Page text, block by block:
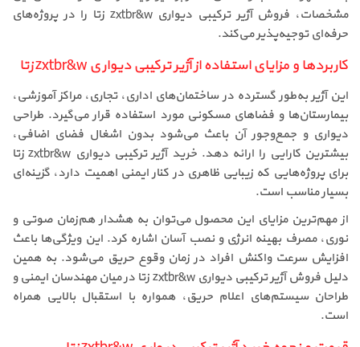
مشخصات، فروش آژیر ترکیبی دیواری zxtbr&w زتا را در پروژه‌های
حرفه‌ای توجیه‌پذیر می‌کند.
کاربردها و مزایای استفاده از آژیر ترکیبی دیواری zxtbr&w زتا
این آژیر به‌طور گسترده در ساختمان‌های اداری، تجاری، مراکز آموزشی،
بیمارستان‌ها و فضاهای مسکونی مورد استفاده قرار می‌گیرد. طراحی
دیواری و جمع‌وجور آن باعث می‌شود بدون اشغال فضای اضافی،
بیشترین کارایی را ارائه دهد. خرید آژیر ترکیبی دیواری zxtbr&w زتا
برای پروژه‌هایی که زیبایی ظاهری در کنار ایمنی اهمیت دارد، گزینه‌ای
بسیار مناسب است.
از مهم‌ترین مزایای این محصول می‌توان به هشدار هم‌زمان صوتی و
نوری، مصرف بهینه انرژی و نصب آسان اشاره کرد. این ویژگی‌ها باعث
افزایش سرعت واکنش افراد در زمان وقوع حریق می‌شود. به همین
دلیل فروش آژیر ترکیبی دیواری zxtbr&w زتا در میان مهندسان ایمنی و
طراحان سیستم‌های اعلام حریق، همواره با استقبال بالایی همراه
است.